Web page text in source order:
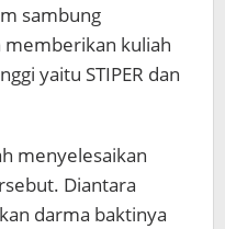
sambung
memberikan kuliah
yaitu STIPER dan
menyelesaikan
Diantara
darma baktinya